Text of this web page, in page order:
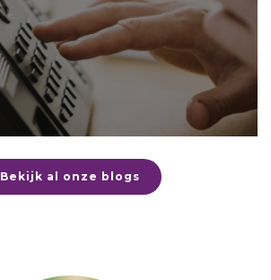
Bekijk al onze blogs